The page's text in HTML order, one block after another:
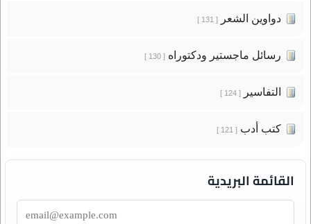
دواوين الشعر[ 131 ]
رسائل ماجستير ودكتوراه[ 130 ]
التفاسير[ 124 ]
كتب أدب[ 121 ]
القائمة البريدية